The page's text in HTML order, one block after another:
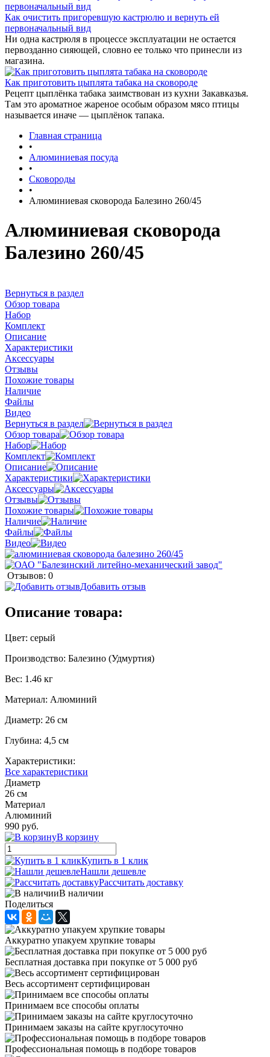
Как очистить пригоревшую кастрюлю и вернуть ей
первоначальный вид
Ни одна кастрюля в процессе эксплуатации не остается
первозданно сияющей, словно ее только что принесли из
магазина.
Как приготовить цыплята табака на сковороде
Рецепт цыплёнка табака заимствован из кухни Закавказья.
Там это ароматное жареное особым образом мясо птицы
называется иначе — цыплёнок тапака.
Главная страница
•
Алюминиевая посуда
•
Сковороды
•
Алюминиевая сковорода Балезино 260/45
Алюминиевая сковорода
Балезино 260/45
Вернуться в раздел
Обзор товара
Набор
Комплект
Описание
Характеристики
Аксессуары
Отзывы
Похожие товары
Наличие
Файлы
Видео
Вернуться в раздел
Обзор товара
Набор
Комплект
Описание
Характеристики
Аксессуары
Отзывы
Похожие товары
Наличие
Файлы
Видео
Отзывов: 0
Добавить отзыв
Описание товара:
Цвет: серый
Производство: Балезино (Удмуртия)
Вес: 1.46 кг
Материал: Алюминий
Диаметр: 26 см
Глубина: 4,5 см
Характеристики:
Все характеристики
Диаметр
26 см
Материал
Алюминий
990 руб.
В корзину
Купить в 1 клик
Нашли дешевле
Рассчитать доставку
В наличии
Поделиться
Аккуратно упакуем хрупкие товары
Бесплатная доставка при покупке от 5 000 руб
Весь ассортимент сертифицирован
Принимаем все способы оплаты
Принимаем заказы на сайте круглосуточно
Профессиональная помощь в подборе товаров